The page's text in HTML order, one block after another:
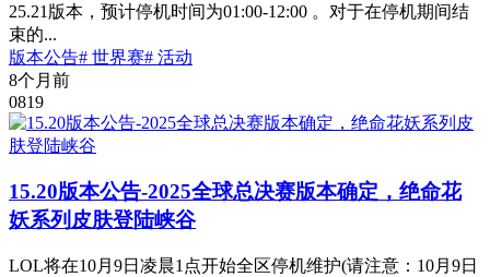
25.21版本，预计停机时间为01:00-12:00 。对于在停机期间结
束的...
版本公告# 世界赛# 活动
8个月前
0819
15.20版本公告-2025全球总决赛版本确定，绝命花
妖系列皮肤登陆峡谷
LOL将在10月9日凌晨1点开始全区停机维护(请注意：10月9日